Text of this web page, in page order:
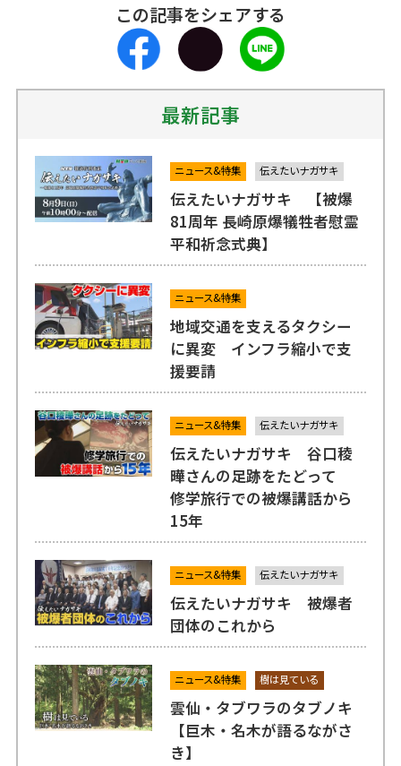
この記事をシェアする
最新記事
ニュース&特集 伝えたいナガサキ
伝えたいナガサキ 【被爆
81周年 長崎原爆犠牲者慰霊
平和祈念式典】
ニュース&特集
地域交通を支えるタクシー
に異変 インフラ縮小で支
援要請
ニュース&特集 伝えたいナガサキ
伝えたいナガサキ 谷口稜
曄さんの足跡をたどって
修学旅行での被爆講話から
15年
ニュース&特集 伝えたいナガサキ
伝えたいナガサキ 被爆者
団体のこれから
ニュース&特集 樹は見ている
雲仙・タブワラのタブノキ
【巨木・名木が語るながさ
き】